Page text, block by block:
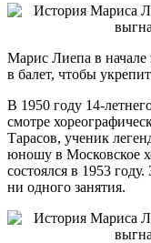
Марис Лиепа в начале
в балет, чтобы
В 1950 году 14-
смотре
Тарасов, ученик
юношу в Московское
состоялся в 1953
ни одного занятия.